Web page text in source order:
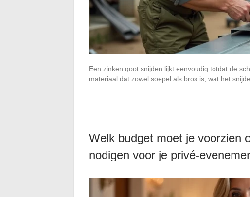
Een zinken goot snijden lijkt eenvoudig totdat de
materiaal dat zowel soepel als bros is, wat het
Welk budget moet je voorzien
nodigen voor je privé-